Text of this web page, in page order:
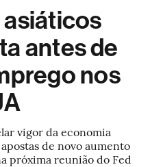
antes de
nos
vigor da economia
de novo aumento
próxima reunião do Fed